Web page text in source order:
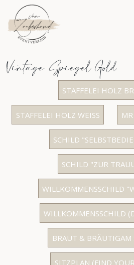
Zum Inhalt springen
Vintage Spiegel Gold
STAFFELEI HOLZ
STAFFELEI HOLZ WEISS
SCHILD
SCHILD "ZUR
WILLKOMMENSSCHILD
WILLKOMMENSSCHILD
BRAUT & BRÄUTIGAM
SITZPLAN (FIND